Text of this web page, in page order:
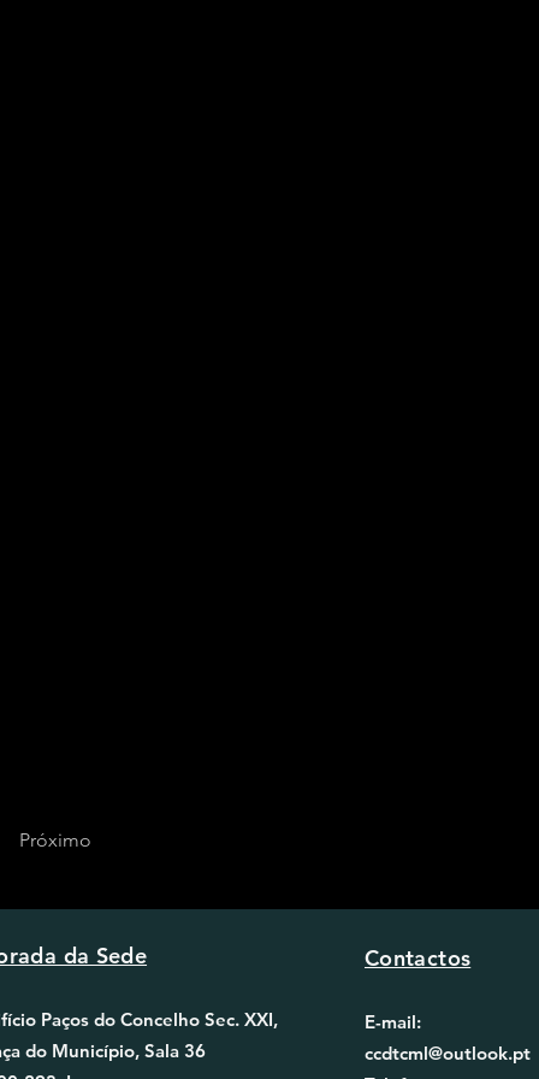
Próximo
da Sede
Paços do Concelho Sec. XXI,
do Município, Sala 36
Contactos
E-mail:
ccdtcml@outlook.pt